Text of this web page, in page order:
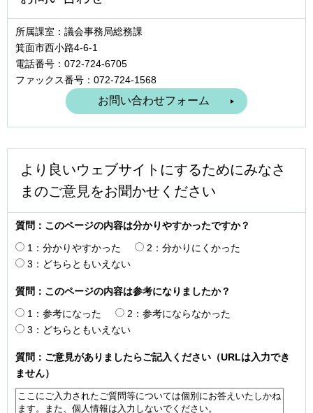
所属課室：議会事務局総務課
箕面市西小路4‐6‐1
電話番号：072-724-6705
ファックス番号：072-724-1568
より良いウェブサイトにするためにみなさ
まのご意見をお聞かせください
質問：このページの内容は分かりやすかったですか？
1：分かりやすかった
2：分かりにくかった
3：どちらともいえない
質問：このページの内容は参考になりましたか？
1：参考になった
2：参考にならなかった
3：どちらともいえない
質問：ご意見がありましたらご記入ください（URLは入力でき
ません）